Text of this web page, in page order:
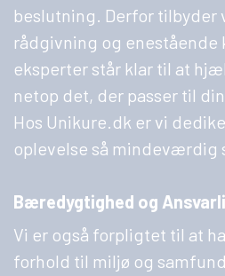
beslutning. Derfor tilbyder
rådgivning og enestående
eksperter står klar til at
netop det, der passer til
Hos Unikure.dk er vi
oplevelse så mindeværdig
Bæredygtighed og
Vi er også forpligtet til at
forhold til miljø og